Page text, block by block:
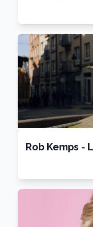
Rob Kemps -